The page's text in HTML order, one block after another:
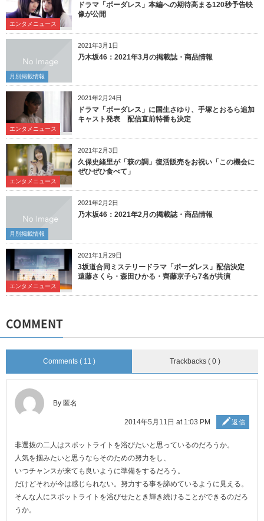
エンタメニュース
ドラマ「ボーダレス」本編への期待高まる120秒予告映
像が公開
2021年3月1日
月別掲載情報
乃木坂46：2021年3月の掲載誌・商品情報
2021年2月24日
エンタメニュース
ドラマ「ボーダレス」に国生さゆり、手塚とおるら追加
キャスト発表 配信直前特番も決定
2021年2月3日
エンタメニュース
久保史緒里が「萩の調」復活販売をお祝い「この機会に
ぜひぜひ食べて」
2021年2月2日
月別掲載情報
乃木坂46：2021年2月の掲載誌・商品情報
2021年1月29日
エンタメニュース
3坂道合同ミステリードラマ「ボーダレス」配信決定
遠藤さくら・森田ひかる・齊藤京子ら7名が共演
COMMENT
Comments ( 11 ) Trackbacks ( 0 )
By 匿名
2014年5月11日 at 1:03 PM 返信
非選抜の二人はスポットライトを浴びたいと思っているのだろうか。
人気を掴みたいと思うならそのための努力をし、
いつチャンスが来ても良いように準備をするだろう。
だけどそれが今は感じられない。努力する事を諦めているように見える。
そんな人にスポットライトを浴びせたとき輝き続けることができるのだろ
うか。